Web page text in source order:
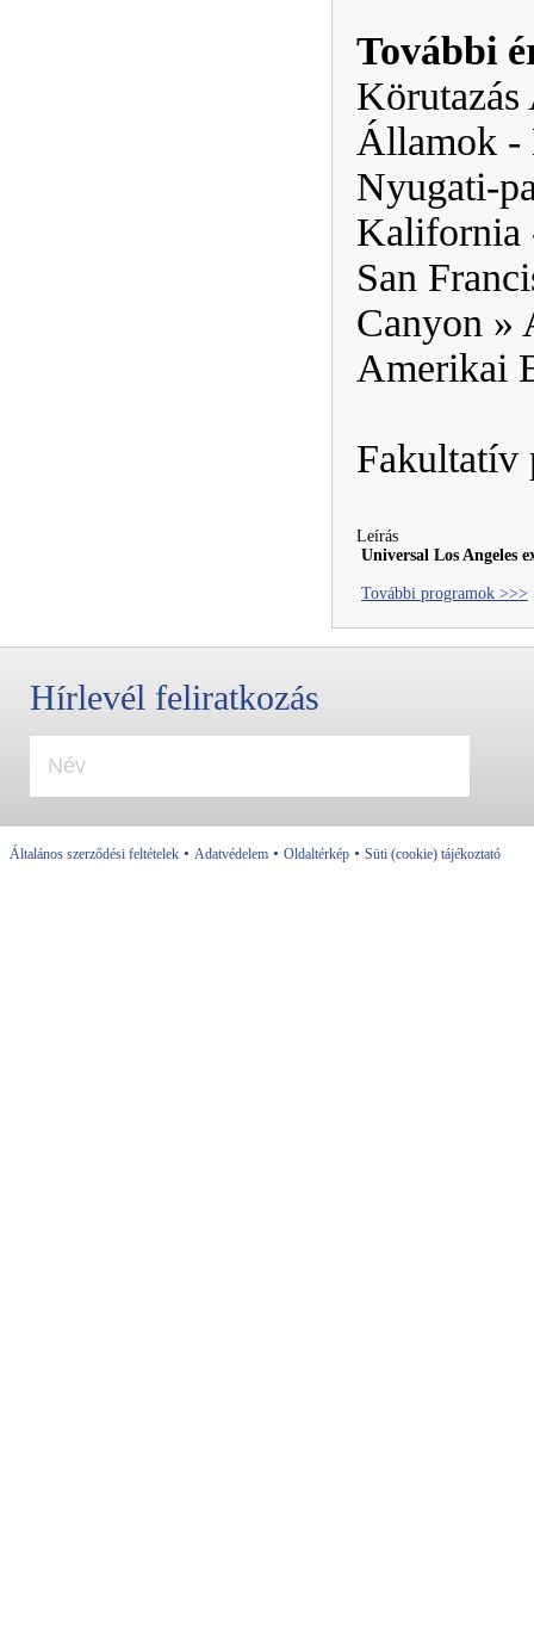
További
Államok -
Nyugati-
Kalifornia
San
Canyon »
Amerikai
Fakultatív
Leírás
Universal Los Angeles
További programok >>>
Hírlevél feliratkozás
Általános szerződési feltételek • Adatvédelem • Oldaltérkép • Süti (cookie) tájékoztató